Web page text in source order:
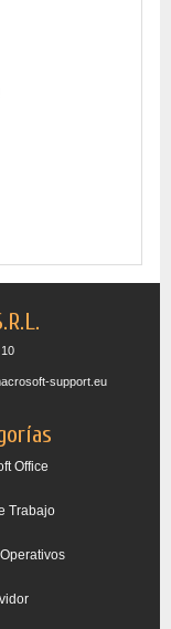
support.eu
Office
Trabajo